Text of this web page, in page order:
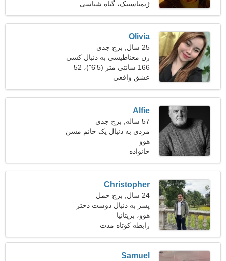
کیلوگرم (189 پوند)
ژیمناستیک، گیاه شناسی
Olivia
25 سال, برج جدی
زن مغناطیسی به دنبال کسی
مثل شما است
166 سانتی متر (5'6")، 52
کیلوگرم (114 پوند)
عشق واقعی
Alfie
57 ساله, برج جدی
مردی به دنبال یک خانم مسن
هوو
خانواده
Christopher
24 سال, برج حمل
پسر به دنبال دوست دختر
است 26-28
هوو، بریتانیا
رابطه کوتاه مدت
Samuel